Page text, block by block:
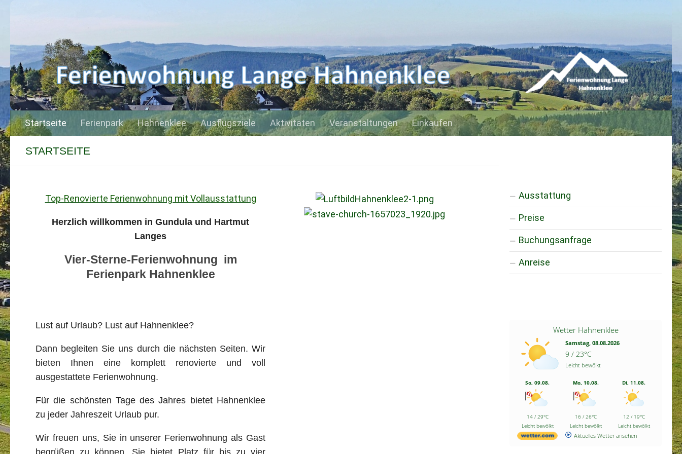
Startseite Ferienpark Hahnenklee Ausflugsziele Aktivitäten Veranstaltungen Einkaufen
STARTSEITE
Top-Renovierte Ferienwohnung mit Vollausstattung
Herzlich willkommen in Gundula und Hartmut
Langes
Vier-Sterne-Ferienwohnung im
Ferienpark Hahnenklee
Lust auf Urlaub? Lust auf Hahnenklee?
Dann begleiten Sie uns durch die nächsten Seiten. Wir
bieten Ihnen eine komplett renovierte und voll
ausgestattete Ferienwohnung.
Für die schönsten Tage des Jahres bietet Hahnenklee
zu jeder Jahreszeit Urlaub pur.
Wir freuen uns, Sie in unserer Ferienwohnung als Gast
Ausstattung
Preise
Buchungsanfrage
Anreise
Wetter Hahnenklee
Samstag, 08.08.2026
9 / 23°C
Leicht bewölkt
So, 09.08.
14 / 29°C
Leicht bewölkt
Mo, 10.08.
16 / 26°C
Leicht bewölkt
Di, 11.08.
12 / 19°C
Leicht bewölkt
Aktuelles Wetter ansehen